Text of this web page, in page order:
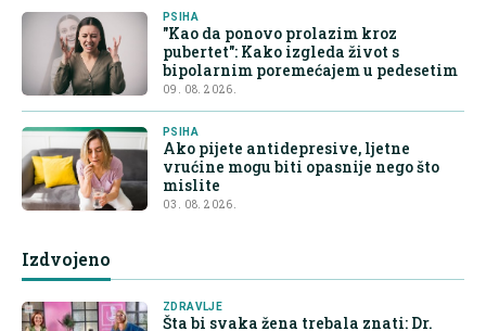
PSIHA
"Kao da ponovo prolazim kroz
pubertet": Kako izgleda život s
bipolarnim poremećajem u pedesetim
09. 08. 2026.
PSIHA
Ako pijete antidepresive, ljetne
vrućine mogu biti opasnije nego što
mislite
03. 08. 2026.
Izdvojeno
ZDRAVLJE
Šta bi svaka žena trebala znati: Dr.